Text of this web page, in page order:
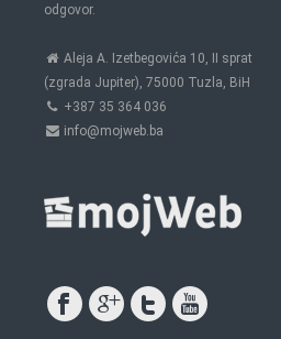
odgovor.
Aleja A. Izetbegovića 10, II sprat
(zgrada Jupiter), 75000 Tuzla, BiH
+387 35 364 036
info@mojweb.ba